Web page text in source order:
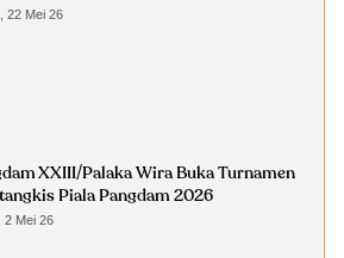
22 Mei 26
XXIII/Palaka Wira Buka Turnamen
Piala Pangdam 2026
2 Mei 26